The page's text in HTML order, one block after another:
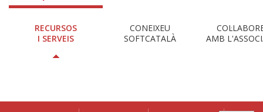
RECURSOS
I SERVEIS
CONEIXEU
SOFTCATALÀ
AMB